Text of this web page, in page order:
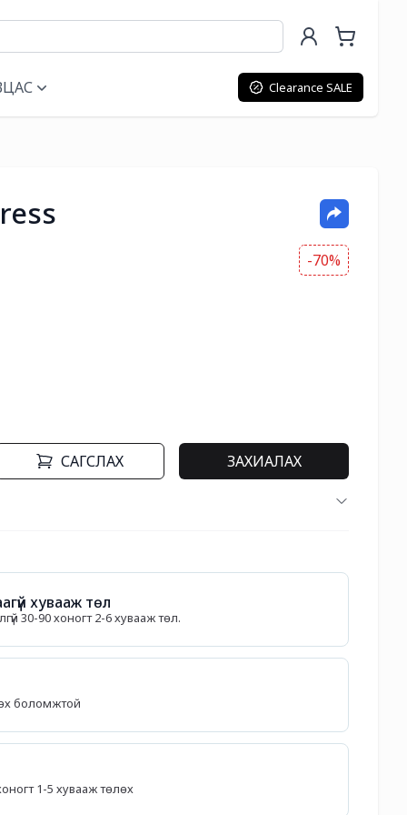
Clearance SALE
-70%
САГСЛАХ ЗАХИАЛАХ
хувааж төл
30-90 хоногт 2-6 хувааж төл.
боломжтой
хоногт 1-5 хувааж төлөх